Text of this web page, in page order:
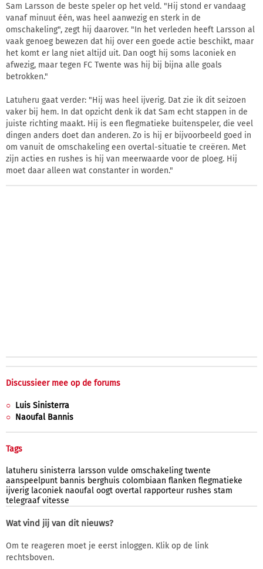
Sam Larsson de beste speler op het veld. "Hij stond er vandaag
vanaf minuut één, was heel aanwezig en sterk in de
omschakeling", zegt hij daarover. "In het verleden heeft Larsson al
vaak genoeg bewezen dat hij over een goede actie beschikt, maar
het komt er lang niet altijd uit. Dan oogt hij soms laconiek en
afwezig, maar tegen FC Twente was hij bij bijna alle goals
betrokken."
Latuheru gaat verder: "Hij was heel ijverig. Dat zie ik dit seizoen
vaker bij hem. In dat opzicht denk ik dat Sam echt stappen in de
juiste richting maakt. Hij is een flegmatieke buitenspeler, die veel
dingen anders doet dan anderen. Zo is hij er bijvoorbeeld goed in
om vanuit de omschakeling een overtal-situatie te creëren. Met
zijn acties en rushes is hij van meerwaarde voor de ploeg. Hij
moet daar alleen wat constanter in worden."
Discussieer mee op de forums
Luis Sinisterra
Naoufal Bannis
Tags
latuheru sinisterra larsson vulde omschakeling twente
aanspeelpunt bannis berghuis colombiaan flanken flegmatieke
ijverig laconiek naoufal oogt overtal rapporteur rushes stam
telegraaf vitesse
Wat vind jij van dit nieuws?
Om te reageren moet je eerst inloggen. Klik op de link
rechtsboven.